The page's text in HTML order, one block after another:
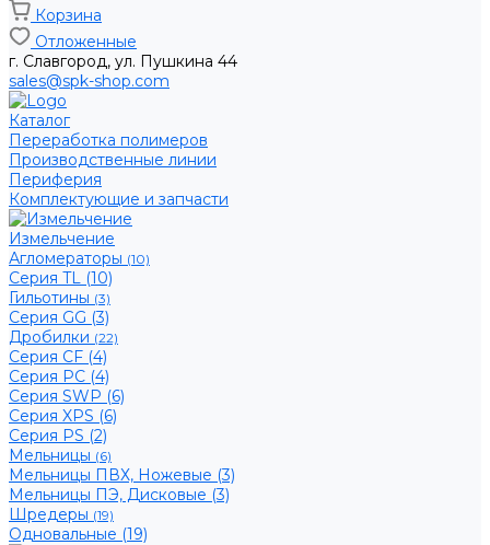
Корзина
Отложенные
г. Славгород, ул. Пушкина 44
sales@spk-shop.com
Каталог
Переработка полимеров
Производственные линии
Периферия
Комплектующие и запчасти
Измельчение
Агломераторы (10)
Серия TL (10)
Гильотины (3)
Серия GG (3)
Дробилки (22)
Серия CF (4)
Серия PC (4)
Серия SWP (6)
Серия XPS (6)
Серия PS (2)
Мельницы (6)
Мельницы ПВХ, Ножевые (3)
Мельницы ПЭ, Дисковые (3)
Шредеры (19)
Одновальные (19)